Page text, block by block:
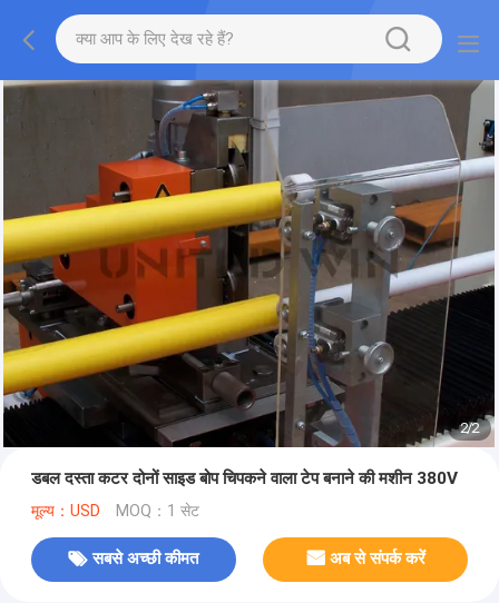
2/2
डबल दस्ता कटर दोनों साइड बोप चिपकने वाला टेप बनाने की मशीन 380V
मूल्य：USD MOQ：1 सेट
सबसे अच्छी कीमत अब से संपर्क करें